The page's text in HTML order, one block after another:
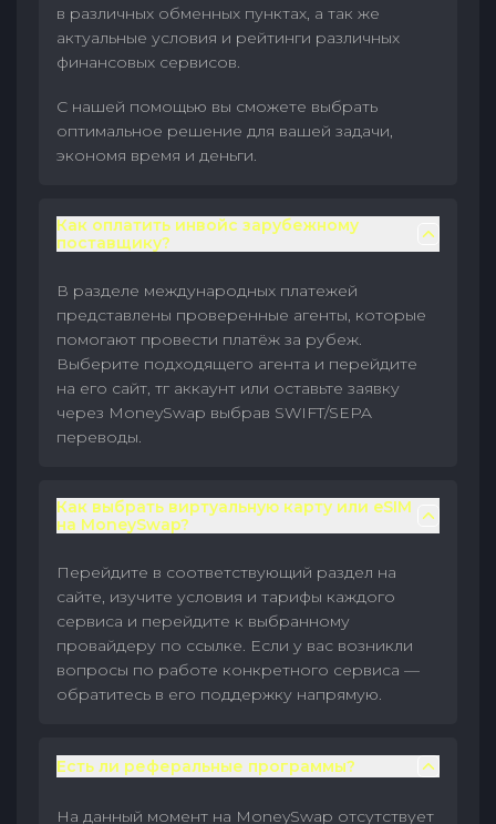
в различных обменных пунктах, а так же
актуальные условия и рейтинги различных
финансовых сервисов.
С нашей помощью вы сможете выбрать
оптимальное решение для вашей задачи,
экономя время и деньги.
Как оплатить инвойс зарубежному
поставщику?
В разделе международных платежей
представлены проверенные агенты, которые
помогают провести платёж за рубеж.
Выберите подходящего агента и перейдите
на его сайт, тг аккаунт или оставьте заявку
через MoneySwap выбрав SWIFT/SEPA
переводы.
Как выбрать виртуальную карту или eSIM
на MoneySwap?
Перейдите в соответствующий раздел на
сайте, изучите условия и тарифы каждого
сервиса и перейдите к выбранному
провайдеру по ссылке. Если у вас возникли
вопросы по работе конкретного сервиса —
обратитесь в его поддержку напрямую.
Есть ли реферальные программы?
На данный момент на MoneySwap отсутствует